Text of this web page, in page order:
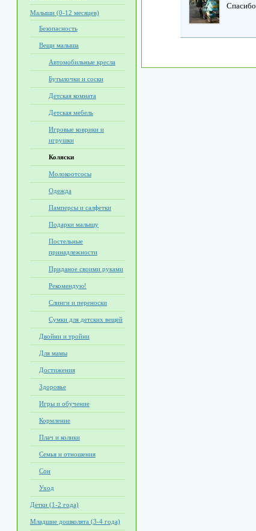
Малыши (0-12 месяцев)
Безопасность
Вещи малыша
Автомобильные кресла
Бутылочки и соски
Детская комната
Детская мебель
Игровые коврики и
игрушки
Коляски
Молокоотсосы
Одежда
Памперсы и салфетки
Подарки малышу
Постельные
принадлежности
Приданое своими руками
Рекомендую!
Слинги и переноски
Сумки для детских вещей
Двойни и тройни
Для мамы
Достижения
Здоровье
Игры и обучение
Кормление
Плач и колики
Семья и отношения
Сон
Уход
Детки (1-2 года)
Младшие дошколята (3-4 года)
Спасибо